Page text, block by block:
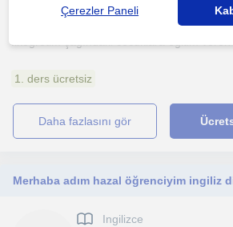
1. ders ücretsiz
daha fazlasını gör
Ingilizce
Çerezler Paneli